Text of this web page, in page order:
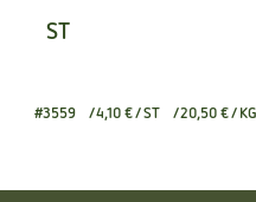
ST
#3559 4,10 €/ ST 20,50 €/ KG